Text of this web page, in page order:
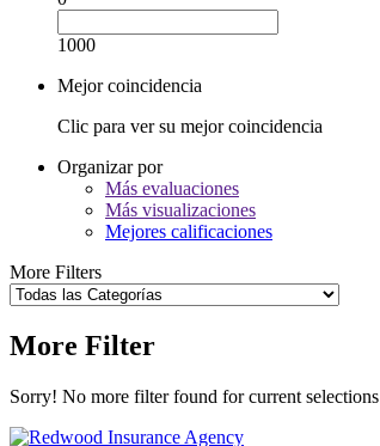
1000
Mejor coincidencia
Clic para ver su mejor coincidencia
Organizar por
Más evaluaciones
Más visualizaciones
Mejores calificaciones
More Filters
More Filter
Sorry! No more filter found for current selections